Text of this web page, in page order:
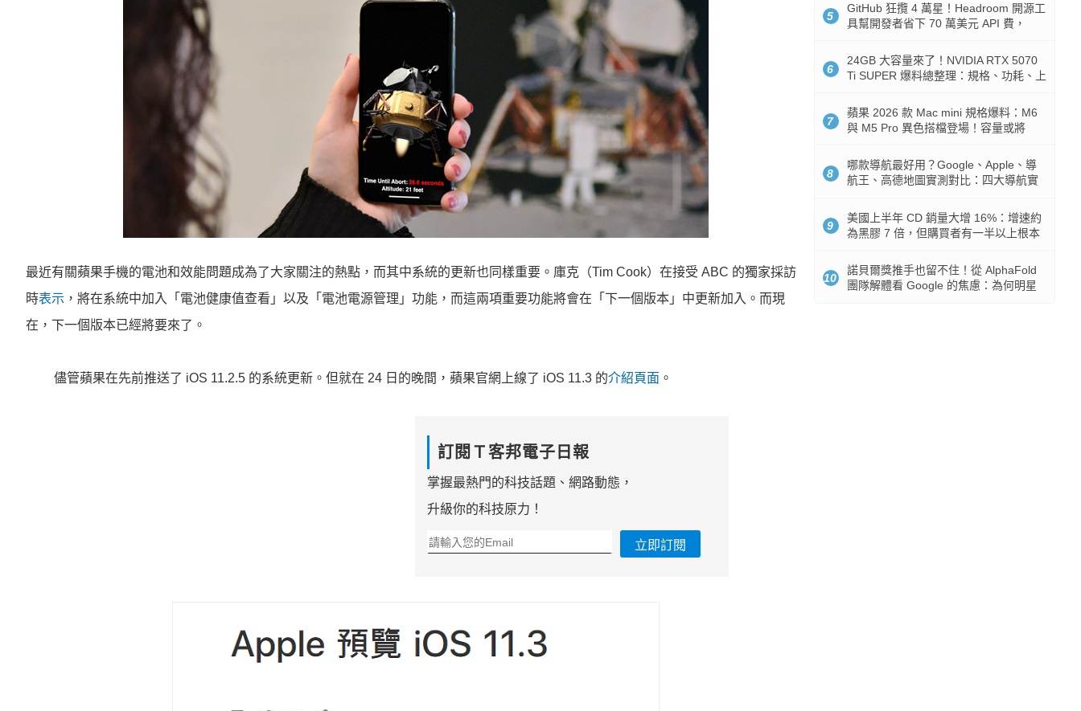
最近有關蘋果手機的電池和效能問題成為了大家關注的熱點，而其中系統的更新也同樣重要。 庫克（Tim Cook）在接受 ABC 的獨家採訪
時表示 ，將在系統中加入「電池健康值查看」以及「電池電源管理」功能，而這兩項重要功能將會在「下一個版本」中更新加入。而現
在，下一個版本已經將要來了。
儘管蘋果在先前推送了 iOS 11.2.5 的系統更新。但就在 24 日的晚間，蘋果官網上線了 iOS 11.3 的介紹頁面 。
訂閱Ｔ客邦電子日報
掌握最熱門的科技話題、網路動態，
升級你的科技原力！
立即訂閱
5
GitHub 狂攬 4 萬星！Headroom 開源工
具幫開發者省下 70 萬美元 API 費，
6
24GB 大容量來了！NVIDIA RTX 5070
Ti SUPER 爆料總整理：規格、功耗、上
7
蘋果 2026 款 Mac mini 規格爆料：M6
與 M5 Pro 異色搭檔登場！容量或將
8
哪款導航最好用？Google、Apple、導
航王、高德地圖實測對比：四大導航實
9
美國上半年 CD 銷量大增 16%：增速約
為黑膠 7 倍，但購買者有一半以上根本
10
諾貝爾獎推手也留不住！從 AlphaFold
團隊解體看 Google 的焦慮：為何明星